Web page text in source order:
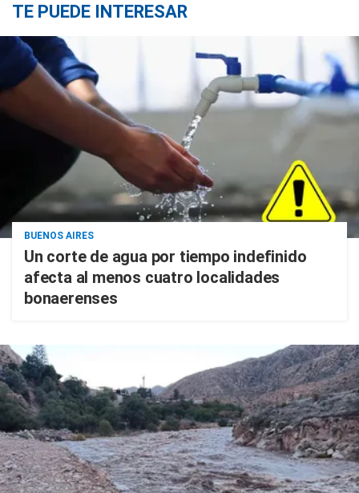
TE PUEDE INTERESAR
BUENOS AIRES
Un corte de agua por tiempo indefinido
afecta al menos cuatro localidades
bonaerenses